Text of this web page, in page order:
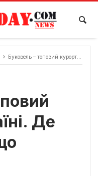
Буковель – топовий курорт в Україні. Де зупинитись, що подивитись
Де